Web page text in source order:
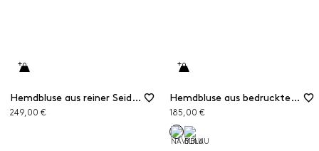
Hemdbluse aus reiner Seide mit Foulard
249,00 €
Hemdbluse aus bedrucktem Twill
185,00 €